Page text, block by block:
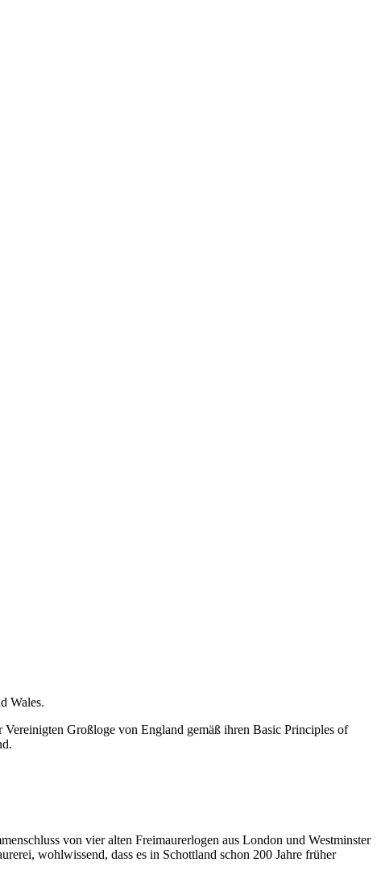
Wales.
Großloge von England gemäß ihren Basic Principles of
von vier alten Freimaurerlogen aus London und Westminster
wohlwissend, dass es in Schottland schon 200 Jahre früher